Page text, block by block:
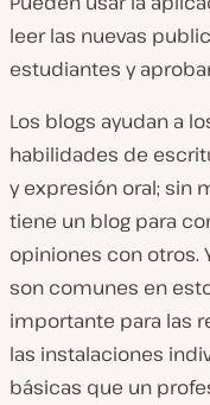
leer las nuevas
estudiantes y
Los blogs ayudan a
habilidades de
y expresión oral; sin
tiene un blog para
opiniones con otros.
son comunes en
importante para las
las instalaciones
básicas que un